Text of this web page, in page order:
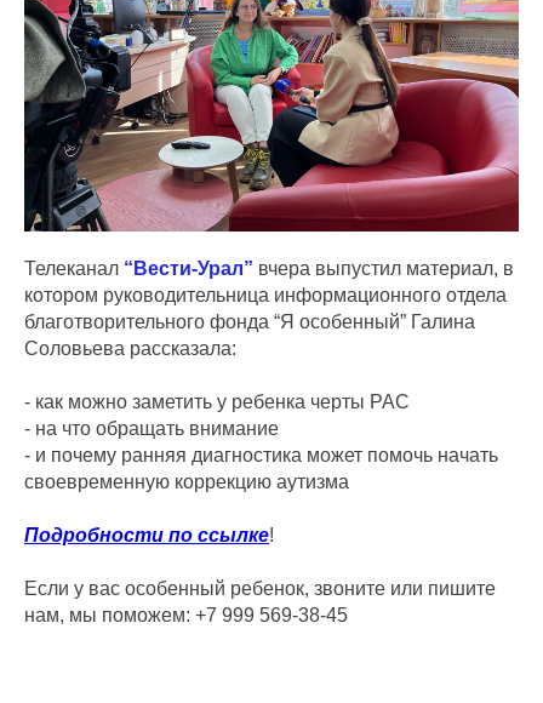
Телеканал “Вести-Урал” вчера выпустил материал, в
котором руководительница информационного отдела
благотворительного фонда “Я особенный” Галина
Соловьева рассказала:
- как можно заметить у ребенка черты РАС
- ⁠на что обращать внимание
- ⁠и почему ранняя диагностика может помочь начать
своевременную коррекцию аутизма
Подробности по ссылке!
Если у вас особенный ребенок, звоните или пишите
нам, мы поможем: +7 999 569-38-45